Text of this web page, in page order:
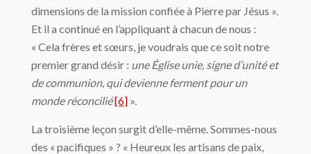
dimensions de la mission confiée à Pierre par Jésus ».
Et il a continué en l’appliquant à chacun de nous :
« Cela frères et sœurs, je voudrais que ce soit notre
premier grand désir : une Église unie, signe d’unité et
de communion, qui devienne ferment pour un
monde réconcilié[6] ».
La troisième leçon surgit d’elle-même. Sommes-nous
des « pacifiques » ? « Heureux les artisans de paix,